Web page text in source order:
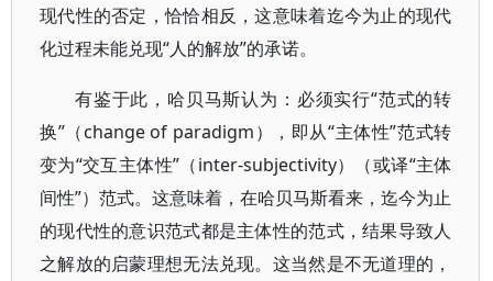
现代性的否定，恰恰相反，这意味着迄今为止的现代
化过程未能兑现“人的解放”的承诺。
有鉴于此，哈贝马斯认为：必须实行“范式的转
换”（change of paradigm），即从“主体性”范式转
变为“交互主体性”（inter-subjectivity）（或译“主体
间性”）范式。这意味着，在哈贝马斯看来，迄今为止
的现代性的意识范式都是主体性的范式，结果导致人
之解放的启蒙理想无法兑现。这当然是不无道理的，